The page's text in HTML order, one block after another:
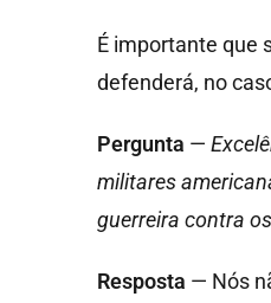
É importante que
defenderá, no
Pergunta —
militares
guerreira contra
Resposta — Nós